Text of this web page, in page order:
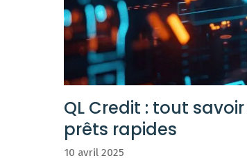
QL Credit : tout
prêts rapides
10 avril 2025